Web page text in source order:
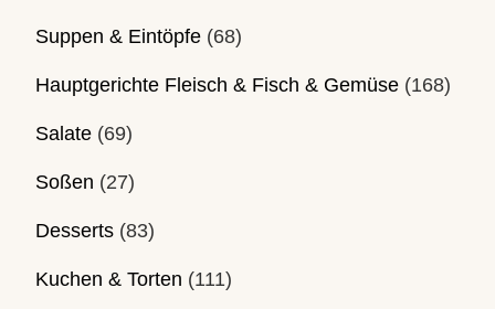
Suppen & Eintöpfe (68)
Hauptgerichte Fleisch & Fisch & Gemüse (168)
Salate (69)
Soßen (27)
Desserts (83)
Kuchen & Torten (111)